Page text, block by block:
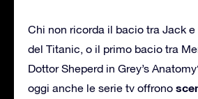
Chi non ricorda il bacio tra Jack e
del Titanic, o il primo bacio tra
Dottor Sheperd in Grey’s
oggi anche le serie tv offrono